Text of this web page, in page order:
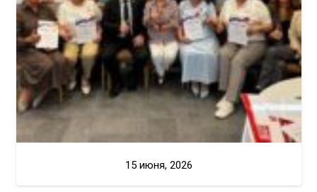
15 июня, 2026